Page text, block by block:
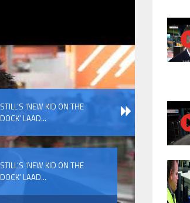
STILL’S ‘NEW KID ON THE
DOCK’ LAAD...
STILL’S ‘NEW KID ON THE
DOCK’ LAAD...